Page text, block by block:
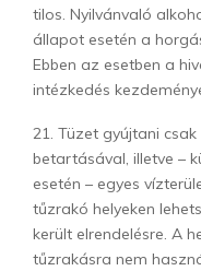
tilos. Nyilvánvaló
állapot esetén a
Ebben az esetben a
intézkedés
21. Tüzet gyújtani
betartásával, illetve –
esetén – egyes
tűzrakó helyeken
került elrendelésre. A
tűzrakásra nem